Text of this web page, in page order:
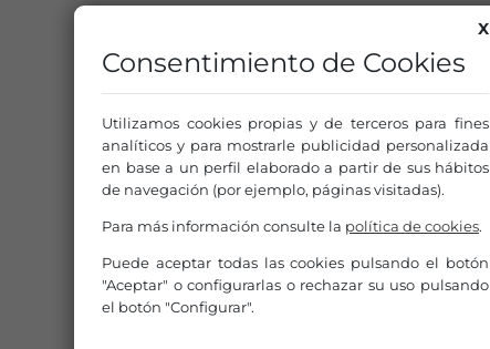
X
Consentimiento de Cookies
Utilizamos cookies propias y de terceros para fines
analíticos y para mostrarle publicidad personalizada
en base a un perfil elaborado a partir de sus hábitos
de navegación (por ejemplo, páginas visitadas).
Para más información consulte la política de cookies.
Puede aceptar todas las cookies pulsando el botón
"Aceptar" o configurarlas o rechazar su uso pulsando
el botón "Configurar".